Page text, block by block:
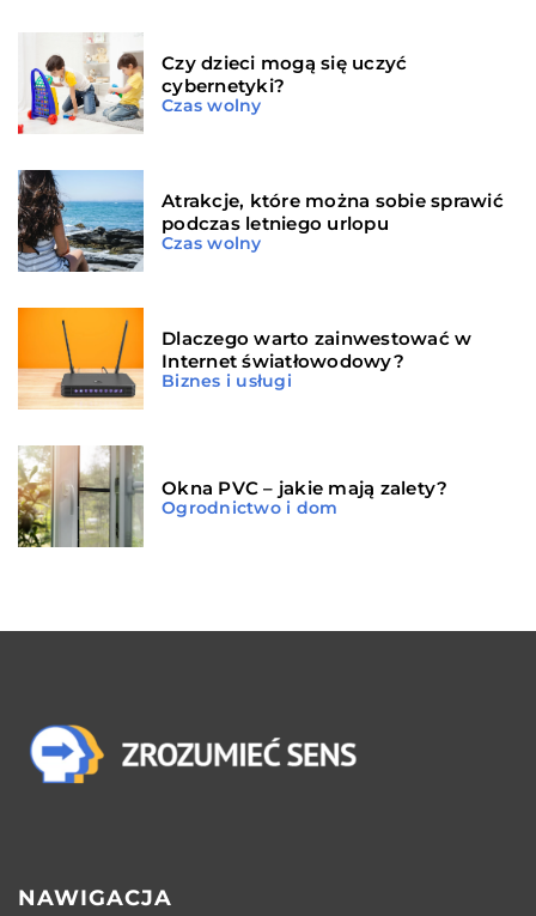
Czy dzieci mogą się uczyć
cybernetyki?
Czas wolny
Atrakcje, które można sobie sprawić
podczas letniego urlopu
Czas wolny
Dlaczego warto zainwestować w
Internet światłowodowy?
Biznes i usługi
Okna PVC – jakie mają zalety?
Ogrodnictwo i dom
NAWIGACJA